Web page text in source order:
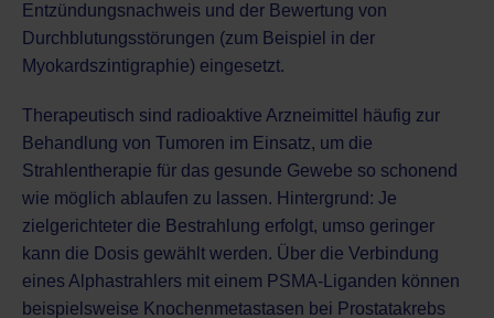
Entzündungsnachweis und der Bewertung von
Durchblutungsstörungen (zum Beispiel in der
Myokardszintigraphie) eingesetzt.
Therapeutisch sind radioaktive Arzneimittel häufig zur
Behandlung von Tumoren im Einsatz, um die
Strahlentherapie für das gesunde Gewebe so schonend
wie möglich ablaufen zu lassen. Hintergrund: Je
zielgerichteter die Bestrahlung erfolgt, umso geringer
kann die Dosis gewählt werden. Über die Verbindung
eines Alphastrahlers mit einem PSMA-Liganden können
beispielsweise Knochenmetastasen bei Prostatakrebs